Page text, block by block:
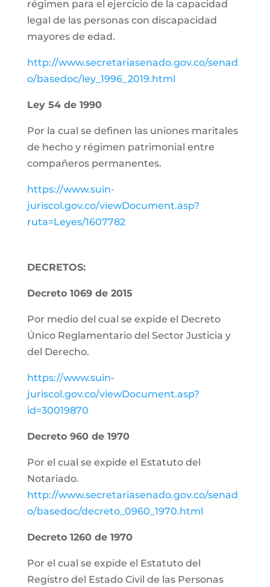
régimen para el ejercicio de la capacidad
legal de las personas con discapacidad
mayores de edad.
http://www.secretariasenado.gov.co/senad
o/basedoc/ley_1996_2019.html
Ley 54 de 1990
Por la cual se definen las uniones maritales
de hecho y régimen patrimonial entre
compañeros permanentes.
https://www.suin-
juriscol.gov.co/viewDocument.asp?
ruta=Leyes/1607782
DECRETOS:
Decreto 1069 de 2015
Por medio del cual se expide el Decreto
Único Reglamentario del Sector Justicia y
del Derecho.
https://www.suin-
juriscol.gov.co/viewDocument.asp?
id=30019870
Decreto 960 de 1970
Por el cual se expide el Estatuto del
Notariado.
http://www.secretariasenado.gov.co/senad
o/basedoc/decreto_0960_1970.html
Decreto 1260 de 1970
Por el cual se expide el Estatuto del
Registro del Estado Civil de las Personas